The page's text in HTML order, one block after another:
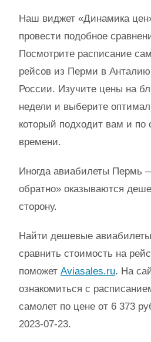
Наш виджет «Динамика
провести подобное
Посмотрите расписание
рейсов из Перми в
России. Изучите цены на
недели и выберите
который подходит вам и по
времени.
Иногда авиабилеты Пермь
обратно» оказываются
сторону.
Найти дешевые
сравнить стоимость на
поможет Aviasales.ru. На
ознакомиться с
самолет по цене от 6 373
2023-07-23.